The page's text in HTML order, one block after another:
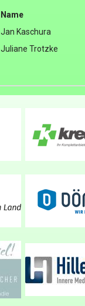
Name
Jan Kaschura
Juliane Trotzke